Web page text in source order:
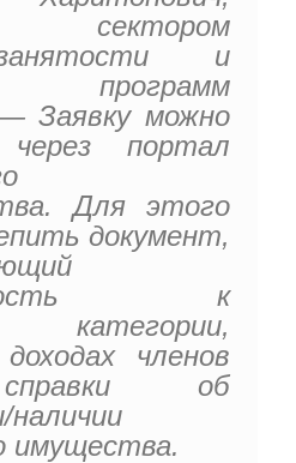
сектором
и
программ
Заявку можно
портал
Для этого
документ,
к
категории,
членов
об
имущества.